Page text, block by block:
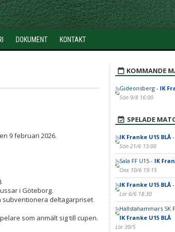
DOKUMENT KONTAKT
9 februari 2026.
i Göteborg.
subventionera deltagarpriset
som anmält sig till cupen.
KOMMANDE
Gideonsberg - IK
Sön 9/8 16:00
SPELADE
IK Franke U15 BLÅ-
Sön 21/6 13:00
Sala FF U15 - IK
Ons 10/6 19:15
IK Franke U15 BLÅ-
Lör 6/6 18:30
Hallstahammars SK
IK Franke U15 BLÅ
Lör 30/5